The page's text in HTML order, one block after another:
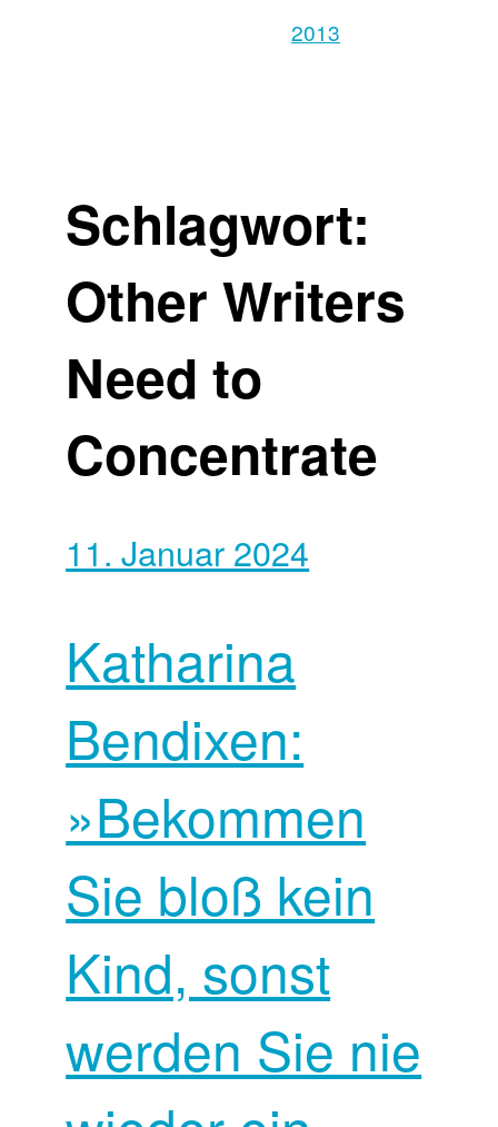
2013
Schlagwort:
Other Writers
Need to
Concentrate
11. Januar 2024
Katharina
Bendixen:
»Bekommen
Sie bloß kein
Kind, sonst
werden Sie nie